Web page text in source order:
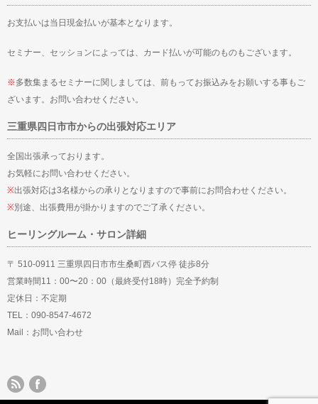
お支払いは当日現金払いが基本となります。
セミナー、セッションによっては、カード払いが可能のものもございます。
※多数集まるセミナーに関しましては、前もってお振込みをお願いする事もご
ざいます。お問い合わせください。
三重県四日市市からの出張対応エリア
全国出張承っております。
お気軽にお問い合わせください。
※出張対応は3名様からの承りとなりますので事前にお問合わせください。
※別途、出張費用が掛かりますのでご了承ください。
ヒーリングルーム・サロン詳細
〒 510-0911 三重県四日市市生桑町西バス停 徒歩8分
営業時間11：00〜20：00（最終受付18時）完全予約制
定休日：不定期
TEL：090-8547-4672
Mail： お問い合わせ